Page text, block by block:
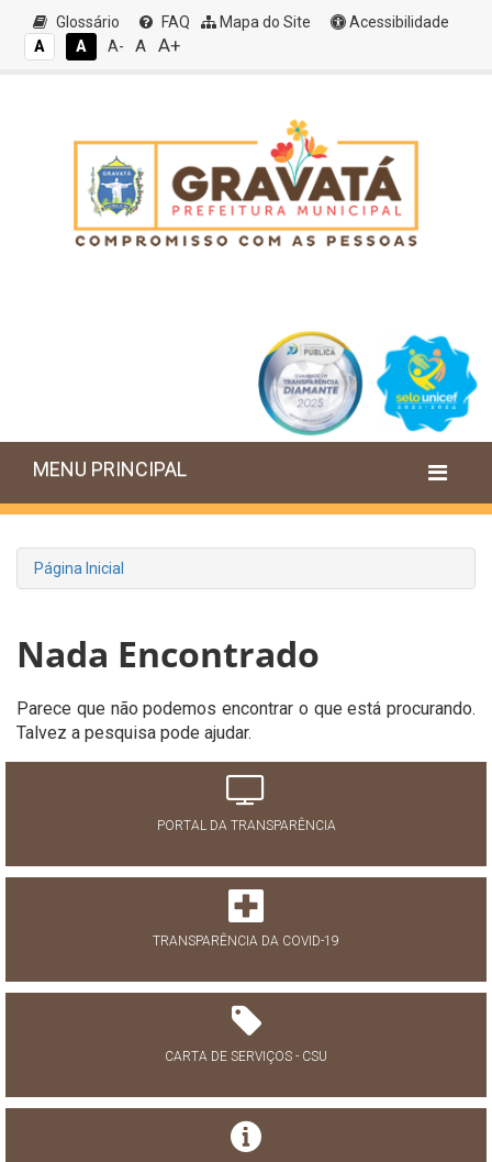
Glossário FAQ Mapa do Site
Acessibilidade
A
A A- A A+
MENU PRINCIPAL
Página Inicial
Nada Encontrado
Parece que não podemos encontrar o que está procurando.
Talvez a pesquisa pode ajudar.
PORTAL DA TRANSPARÊNCIA
TRANSPARÊNCIA DA COVID-19
CARTA DE SERVIÇOS - CSU